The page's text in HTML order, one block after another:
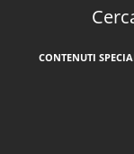
CONTENUTI